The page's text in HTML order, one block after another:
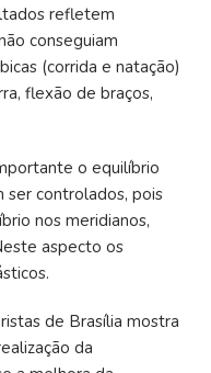
refletem
conseguiam
(corrida e natação)
flexão de braços,
o equilíbrio
ser controlados, pois
nos meridianos,
aspecto os
de Brasília mostra
da